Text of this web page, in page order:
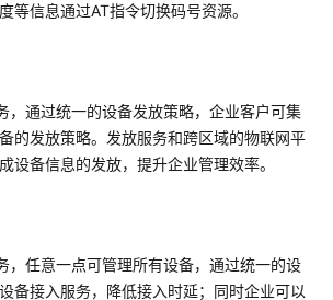
等信息通过AT指令切换码号资源。
，通过统一的设备发放策略，企业客户可集
的发放策略。发放服务和跨区域的物联网平
设备信息的发放，提升企业管理效率。
，任意一点可管理所有设备，通过统一的设
备接入服务，降低接入时延；同时企业可以